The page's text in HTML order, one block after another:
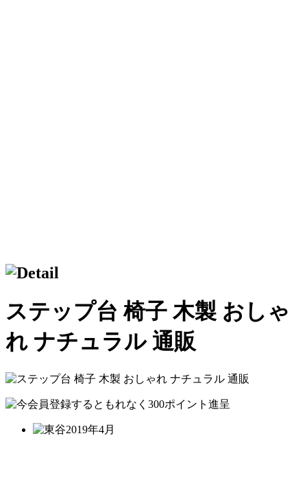
ステップ台 椅子 木製 おしゃ
れ ナチュラル 通販